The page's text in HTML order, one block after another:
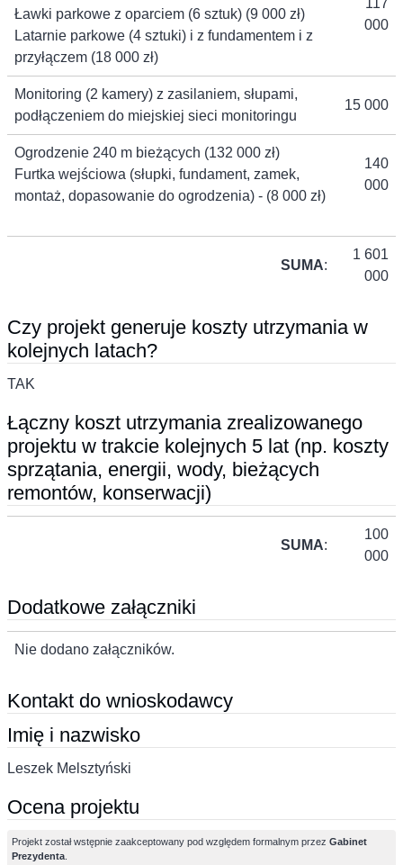
Ławki parkowe z oparciem (6 sztuk) (9 000 zł)
Latarnie parkowe (4 sztuki) i z fundamentem i z
przyłączem (18 000 zł)
117
000
Monitoring (2 kamery) z zasilaniem, słupami,
podłączeniem do miejskiej sieci monitoringu
15 000
Ogrodzenie 240 m bieżących (132 000 zł)
Furtka wejściowa (słupki, fundament, zamek,
montaż, dopasowanie do ogrodzenia) - (8 000 zł)
140
000
SUMA:
1 601
000
Czy projekt generuje koszty utrzymania w
kolejnych latach?
TAK
Łączny koszt utrzymania zrealizowanego
projektu w trakcie kolejnych 5 lat (np. koszty
sprzątania, energii, wody, bieżących
remontów, konserwacji)
SUMA:
100
000
Dodatkowe załączniki
Nie dodano załączników.
Kontakt do wnioskodawcy
Imię i nazwisko
Leszek Melsztyński
Ocena projektu
Projekt został wstępnie zaakceptowany pod względem formalnym przez Gabinet
Prezydenta